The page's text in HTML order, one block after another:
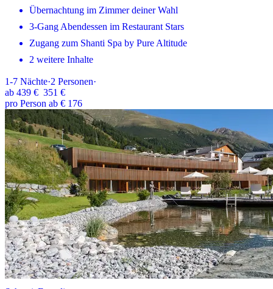
Übernachtung im Zimmer deiner Wahl
3-Gang Abendessen im Restaurant Stars
Zugang zum Shanti Spa by Pure Altitude
2 weitere Inhalte
1-7 Nächte·2 Personen·
ab 439 € 351 €
pro Person ab € 176